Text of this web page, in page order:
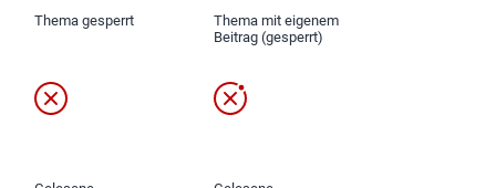
Thema gesperrt
Thema mit eigenem
Beitrag (gesperrt)